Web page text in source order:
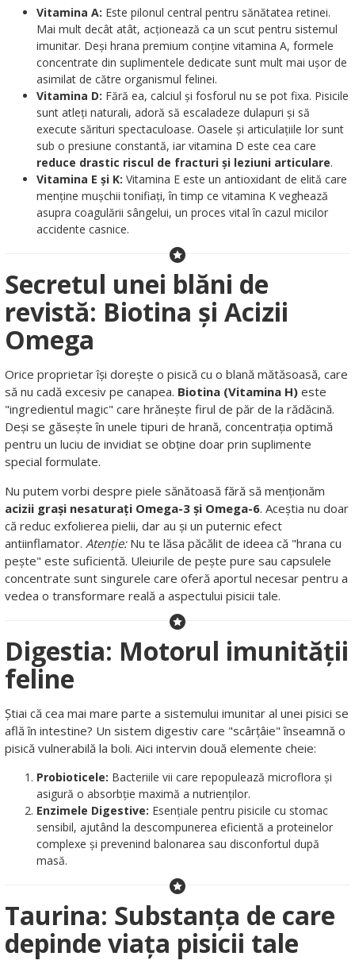
Vitamina A: Este pilonul central pentru sănătatea retinei.
Mai mult decât atât, acționează ca un scut pentru sistemul
imunitar. Deși hrana premium conține vitamina A, formele
concentrate din suplimentele dedicate sunt mult mai ușor de
asimilat de către organismul felinei.
Vitamina D: Fără ea, calciul și fosforul nu se pot fixa. Pisicile
sunt atleți naturali, adoră să escaladeze dulapuri și să
execute sărituri spectaculoase. Oasele și articulațiile lor sunt
sub o presiune constantă, iar vitamina D este cea care
reduce drastic riscul de fracturi și leziuni articulare.
Vitamina E și K: Vitamina E este un antioxidant de elită care
menține mușchii tonifiați, în timp ce vitamina K veghează
asupra coagulării sângelui, un proces vital în cazul micilor
accidente casnice.
Secretul unei blăni de
revistă: Biotina și Acizii
Omega
Orice proprietar își dorește o pisică cu o blană mătăsoasă, care
să nu cadă excesiv pe canapea. Biotina (Vitamina H) este
"ingredientul magic" care hrănește firul de păr de la rădăcină.
Deși se găsește în unele tipuri de hrană, concentrația optimă
pentru un luciu de invidiat se obține doar prin suplimente
special formulate.
Nu putem vorbi despre piele sănătoasă fără să menționăm
acizii grași nesaturați Omega-3 și Omega-6. Aceștia nu doar
că reduc exfolierea pielii, dar au și un puternic efect
antiinflamator. Atenție:Nu te lăsa păcălit de ideea că "hrana cu
pește" este suficientă. Uleiurile de pește pure sau capsulele
concentrate sunt singurele care oferă aportul necesar pentru a
vedea o transformare reală a aspectului pisicii tale.
Digestia: Motorul imunității
feline
Știai că cea mai mare parte a sistemului imunitar al unei pisici se
află în intestine? Un sistem digestiv care "scârțâie" înseamnă o
pisică vulnerabilă la boli. Aici intervin două elemente cheie:
Probioticele: Bacteriile vii care repopulează microflora și
asigură o absorbție maximă a nutrienților.
Enzimele Digestive: Esențiale pentru pisicile cu stomac
sensibil, ajutând la descompunerea eficientă a proteinelor
complexe și prevenind balonarea sau disconfortul după
masă.
Taurina: Substanța de care
depinde viața pisicii tale